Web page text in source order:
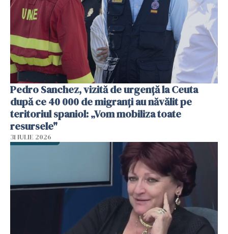
Pedro Sanchez, vizită de urgență la Ceuta
după ce 40 000 de migranți au năvălit pe
teritoriul spaniol: „Vom mobiliza toate
resursele"
31 IULIE 2026